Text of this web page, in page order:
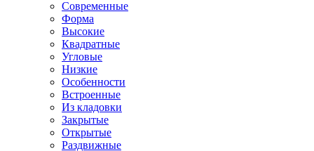
Современные
Форма
Высокие
Квадратные
Угловые
Низкие
Особенности
Встроенные
Из кладовки
Закрытые
Открытые
Раздвижные